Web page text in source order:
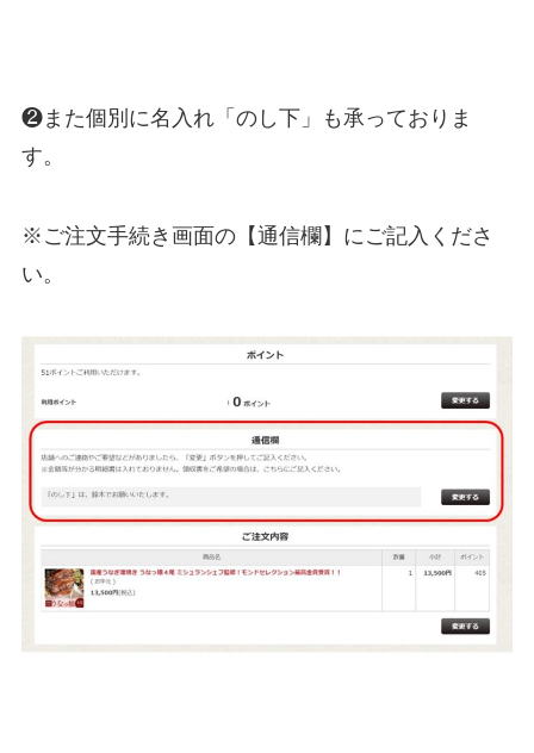
❷また個別に名入れ「のし下」も承っておりま
す。
※ご注文手続き画面の【通信欄】にご記入くださ
い。